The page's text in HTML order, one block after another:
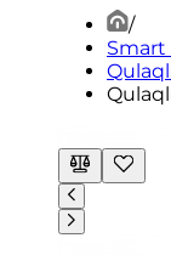
/
Smart